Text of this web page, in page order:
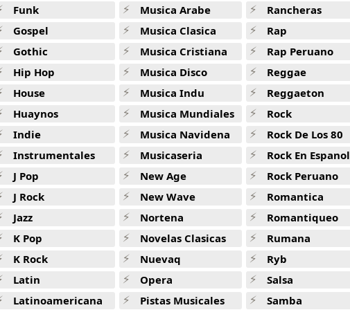
Yummy -
Rain On Me -
Top Hits 2020
MAMACITA -
Top Hits 2020
WAP (feat Megan Thee Stallion) -Top Hits 2020
Circles -
Mood (feat Iann Dior) -
Top Hits 2020
Alone Pt II -
Salt - Top Hits 2020
Supalonely -
Bad Guy -Top Hits 2020
Funk
Gospel
Gothic
Hip Hop
House
Huaynos
Indie
Instrumentales
J Pop
J Rock
Jazz
K Pop
K Rock
Latin
Latinoamericana
Musica Arabe
Musica Clasica
Musica Cristiana
Musica Disco
Musica Indu
Musica Mundiales
Musica Navidena
Musicaseria
New Age
New Wave
Nortena
Novelas Clasicas
Nuevaq
Opera
Pistas Musicales
Rancheras
Rap
Rap Peruano
Reggae
Reggaeton
Rock
Rock De Los 80
Rock En Espanol
Rock Peruano
Romantica
Romantiqueo
Rumana
Ryb
Salsa
Samba